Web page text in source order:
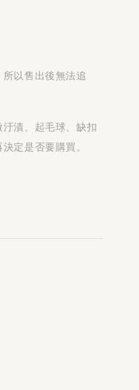
以售出後無法追
漬、起毛球、缺扣
定是否要購買。